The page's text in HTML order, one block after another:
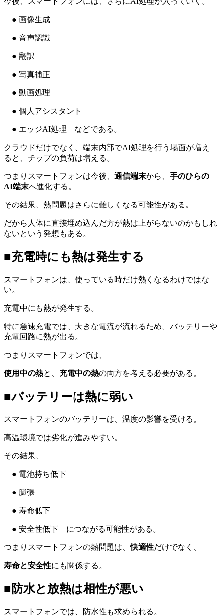
● 画像生成
● 音声認識
● 翻訳
● 写真補正
● 動画処理
● 個人アシスタント
● エッジAI処理 などである。
クラウドだけでなく、端末内部でAI処理を行う場面が増え
ると、チップの負荷は増える。
つまりスマートフォンは今後、 通信端末から、 手のひらの
AI端末へ進化する。
その結果、熱問題はさらに難しくなる可能性がある。
だから人体に直接埋め込んだ方が熱は上がらないのかもしれ
ないという発想もある。
■充電時にも熱は発生する
スマートフォンは、使っている時だけ熱くなるわけではな
い。
充電中にも熱が発生する。
特に急速充電では、大きな電流が流れるため、バッテリーや
充電回路に熱が出る。
つまりスマートフォンでは、
使用中の熱と、 充電中の熱の両方を考える必要がある。
■バッテリーは熱に弱い
スマートフォンのバッテリーは、温度の影響を受ける。
高温環境では劣化が進みやすい。
その結果、
● 電池持ち低下
● 膨張
● 寿命低下
● 安全性低下 につながる可能性がある。
つまりスマートフォンの熱問題は、快適性だけでなく、
寿命と安全性にも関係する。
■防水と放熱は相性が悪い
スマートフォンでは、防水性も求められる。